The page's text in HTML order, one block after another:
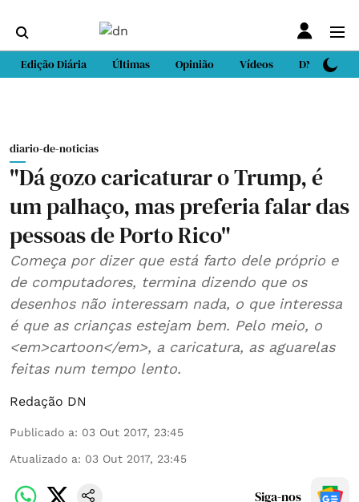
Edição Diária Últimas Opinião Vídeos DN Sport
diario-de-noticias
"Dá gozo caricaturar o Trump, é
um palhaço, mas preferia falar das
pessoas de Porto Rico"
Começa por dizer que está farto dele próprio e
de computadores, termina dizendo que os
desenhos não interessam nada, o que interessa
é que as crianças estejam bem. Pelo meio, o
<em>cartoon</em>, a caricatura, as aguarelas
feitas num tempo lento.
Redação DN
Publicado a: 03 Out 2017, 23:45
Atualizado a: 03 Out 2017, 23:45
Siga-nos